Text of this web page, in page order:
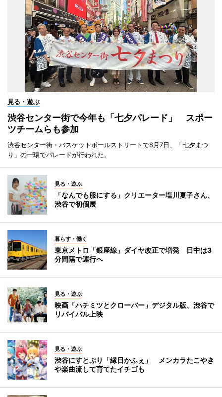
見る・遊ぶ
渋谷センター街で今年も「七夕パレード」 スポー
ツチームらも参加
渋谷センター街・バスケットボールストリートで8月7日、「七夕まつ
り」の一環でパレードが行われた。
見る・遊ぶ
「なんでも服にする」クリエーター塩川夏子さん、
渋谷で初個展
暮らす・働く
東京メトロ「銀座線」ダイヤ改正で増発 日中は3
分間隔で運行へ
見る・遊ぶ
映画「ハチミツとクローバー」デジタル版、渋谷で
リバイバル上映
見る・遊ぶ
渋谷にすとぷり「縁日かふぇ」 メンカラたこやき
や楽曲流して育てたイチゴも